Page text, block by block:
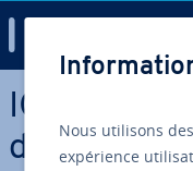
Aller au contenu principal
IGMP
Nous utilisons
expérience